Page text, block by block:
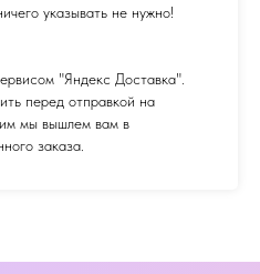
указывать не нужно!
"Яндекс Доставка".
перед отправкой на
мы вышлем вам в
заказа.